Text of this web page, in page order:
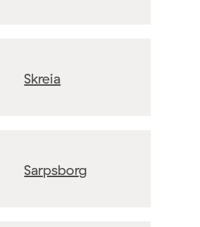
Skreia
Sarpsborg